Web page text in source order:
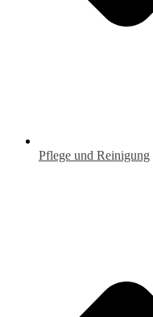
Pflege und Reinigung